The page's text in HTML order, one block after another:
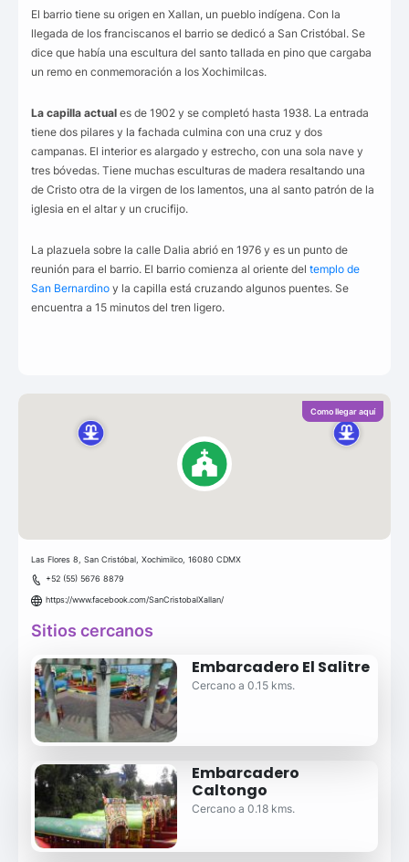
El barrio tiene su origen en Xallan, un pueblo indígena. Con la
llegada de los franciscanos el barrio se dedicó a San Cristóbal. Se
dice que había una escultura del santo tallada en pino que cargaba
un remo en conmemoración a los Xochimilcas.
La capilla actual es de 1902 y se completó hasta 1938. La entrada
tiene dos pilares y la fachada culmina con una cruz y dos
campanas. El interior es alargado y estrecho, con una sola nave y
tres bóvedas. Tiene muchas esculturas de madera resaltando una
de Cristo otra de la virgen de los lamentos, una al santo patrón de la
iglesia en el altar y un crucifijo.
La plazuela sobre la calle Dalia abrió en 1976 y es un punto de
reunión para el barrio. El barrio comienza al oriente del templo de
San Bernardino y la capilla está cruzando algunos puentes. Se
encuentra a 15 minutos del tren ligero.
Como llegar aquí
Las Flores 8, San Cristóbal, Xochimilco, 16080 CDMX
+52 (55) 5676 8879
https://www.facebook.com/SanCristobalXallan/
Sitios cercanos
Embarcadero El Salitre
Cercano a 0.15 kms.
Embarcadero
Caltongo
Cercano a 0.18 kms.